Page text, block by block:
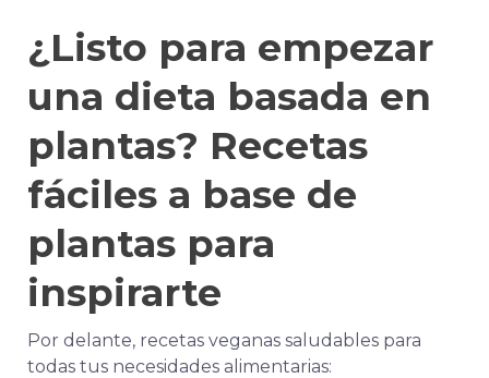
¿Listo para empezar
una dieta basada en
plantas? Recetas
fáciles a base de
plantas para
inspirarte
Por delante, recetas veganas saludables para
todas tus necesidades alimentarias: